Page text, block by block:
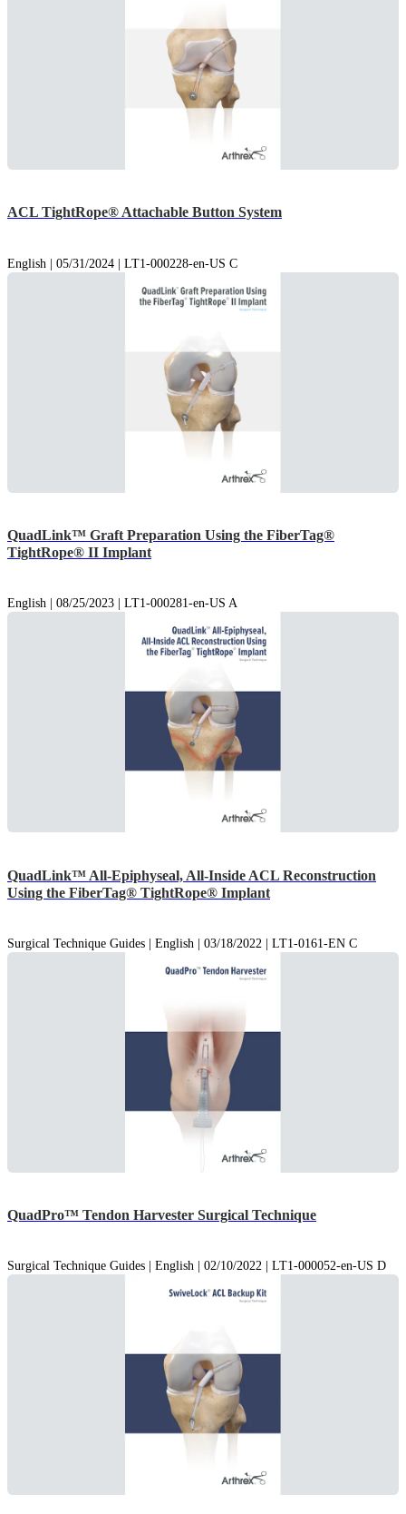
ACL TightRope® Attachable Button System
English | 05/31/2024 | LT1-000228-en-US C
QuadLink™ Graft Preparation Using the FiberTag®
TightRope® II Implant
English | 08/25/2023 | LT1-000281-en-US A
QuadLink™ All-Epiphyseal, All-Inside ACL Reconstruction
Using the FiberTag® TightRope® Implant
Surgical Technique Guides | English | 03/18/2022 | LT1-0161-EN C
QuadPro™ Tendon Harvester Surgical Technique
Surgical Technique Guides | English | 02/10/2022 | LT1-000052-en-US D